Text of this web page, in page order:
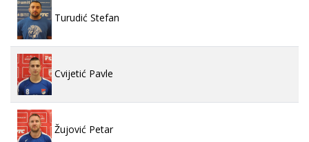
Turudić Stefan
Cvijetić Pavle
Žujović Petar